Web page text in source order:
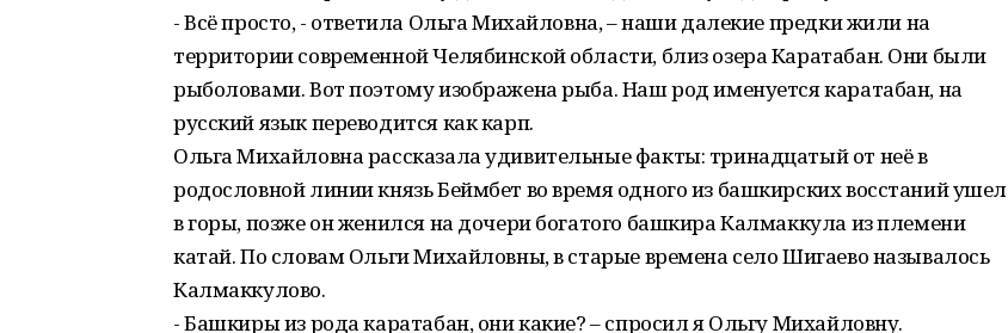
- Всё просто, - ответила Ольга Михайловна, – наши далекие предки жили на
территории современной Челябинской области, близ озера Каратабан. Они были
рыболовами. Вот поэтому изображена рыба. Наш род именуется каратабан, на
русский язык переводится как карп.
Ольга Михайловна рассказала удивительные факты: тринадцатый от неё в
родословной линии князь Беймбет во время одного из башкирских восстаний ушел
в горы, позже он женился на дочери богатого башкира Калмаккула из племени
катай. По словам Ольги Михайловны, в старые времена село Шигаево называлось
Калмаккулово.
- Башкиры из рода каратабан, они какие? – спросил я Ольгу Михайловну.